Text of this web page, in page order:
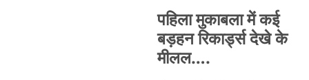
पहिला मुकाबला में कई
बड़हन रिकार्ड्स देखे के
मीलल….